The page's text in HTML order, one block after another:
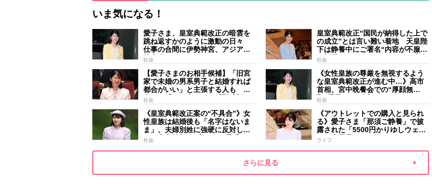
いま気になる！
愛子さま、皇室典範改正の暗雲を
跳ね返すかのように激動の日々
仕事の合間に伊勢神宮、アジア競
技大会、シンガポール…スケジュ
ールはびっしり 「天皇家のご長
女」の揺るがぬ思い
社会
皇室典範改正“国民が納得した上で
の成立”とは言い難い着地 天皇陛
下は静養中にご署名“内容が不服で
も拒否することはできない” 米大
手紙は男系男子に固執する日本の
現状を批判的に報道
社会
【愛子さまのお相手候補】「旧宮
家で未婚の男系男子と結婚すれば
都合がいい」と主張する人も 過
去には「のび太くん」「野球部エ
ース」「華道家元の孫」などの名
前
社会
《女性皇族の尊厳を無視するよう
な皇室典範改正が進む中…》高市
首相、宮中晩餐会での“厚顔無
恥”愛子さまに近づきハイテンショ
ンで会話、小泉進次郎夫妻と30分
ほど取り囲む
社会
《皇室典範改正案の“不具合”》女
性皇族は結婚後も「名字はないま
ま」、夫婦別姓に強硬に反対して
きた高市首相の“大いなる矛盾”
社会
《アウトレットでの購入と見られ
る》愛子さま「那須ご静養」で披
露された「5500円かりゆしウェ
ア」南国風リンクコーデ
ライフ
さらに見る